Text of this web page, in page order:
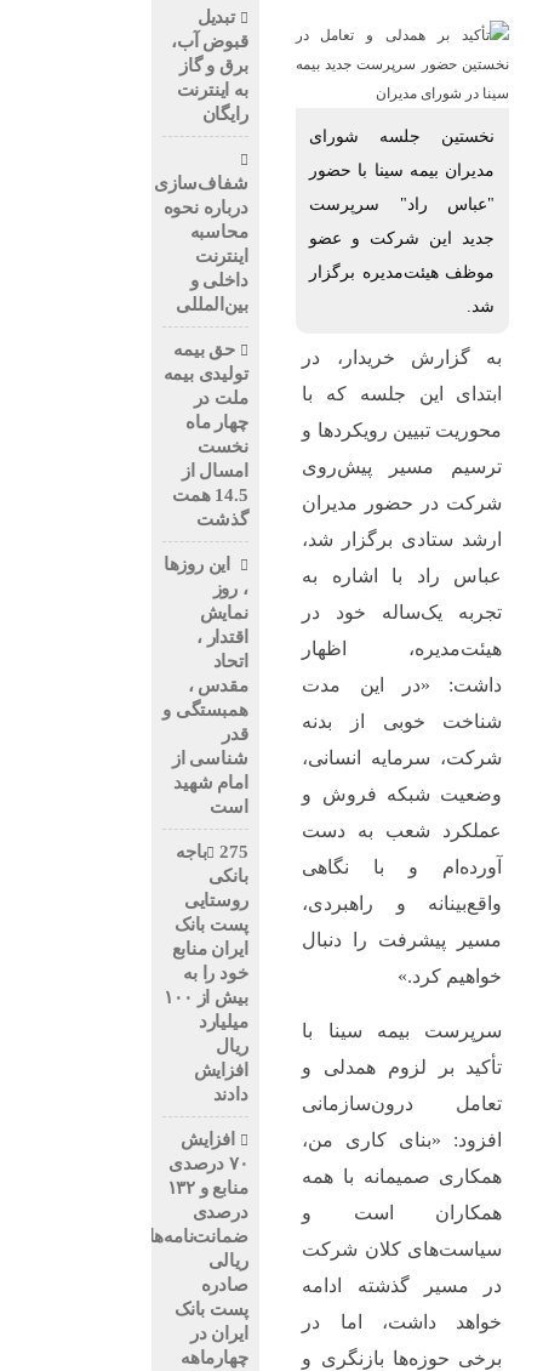
نخستین جلسه شورای
مدیران بیمه سینا با حضور
"عباس راد" سرپرست
جدید این شرکت و عضو
موظف هیئت‌مدیره برگزار
شد.
به گزارش خریدار، در
ابتدای این جلسه که با
محوریت تبیین رویکردها و
ترسیم مسیر پیش‌روی
شرکت در حضور مدیران
ارشد ستادی برگزار شد،
عباس راد با اشاره به
تجربه یک‌ساله خود در
هیئت‌مدیره، اظهار
داشت: «در این مدت
شناخت خوبی از بدنه
شرکت، سرمایه انسانی،
وضعیت شبکه فروش و
عملکرد شعب به دست
آورده‌ام و با نگاهی
واقع‌بینانه و راهبردی،
مسیر پیشرفت را دنبال
خواهیم کرد.»
سرپرست بیمه سینا با
تأکید بر لزوم همدلی و
تعامل درون‌سازمانی
افزود: «بنای کاری من،
همکاری صمیمانه با همه
همکاران است و
سیاست‌های کلان شرکت
در مسیر گذشته ادامه
خواهد داشت، اما در
برخی حوزه‌ها بازنگری و
تبدیل
قبوض آب،
برق و گاز
به اینترنت
رایگان
شفاف‌سازی
درباره نحوه
محاسبه
اینترنت
داخلی و
بین‌المللی
حق بیمه
تولیدی بیمه
ملت در
چهار ماه
نخست
امسال از
14.5 همت
گذشت
این روزها
، روز
نمایش
اقتدار ،
اتحاد
مقدس ،
همبستگی و
قدر
شناسی از
امام شهید
است
275باجه
بانکی
روستایی
پست بانک
ایران منابع
خود را به
بیش از ۱۰۰
میلیارد
ریال
افزایش
دادند
افزایش
۷۰ درصدی
منابع و ۱۳۲
درصدی
ضمانت‌نامه‌های
ریالی
صادره
پست بانک
ایران در
چهارماهه